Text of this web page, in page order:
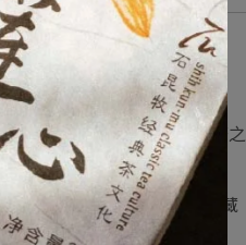
1
普洱熟茶製作工藝
2 普洱"春茶"漫談
3
【普洱茶知識分享】醒茶之
事 不可不知
4
【實話石說】~冬季泡茶藏
茶之要